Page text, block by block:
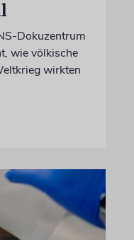
Dokuzentrum
wie völkische
wirkten